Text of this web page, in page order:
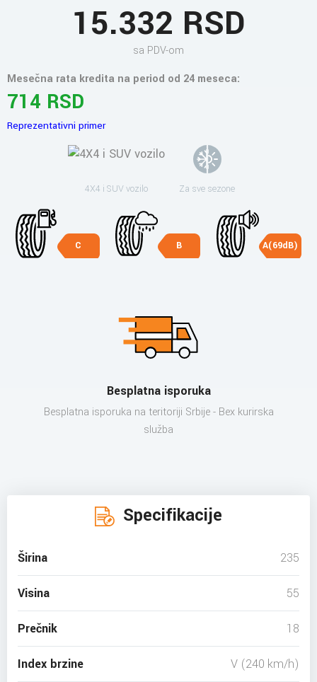
15.332 RSD
sa PDV-om
Mesečna rata kredita na period od 24 meseca:
714 RSD
Reprezentativni primer
4X4 i SUV vozilo Za sve sezone
C B A(69dB)
Besplatna isporuka
Besplatna isporuka na teritoriji Srbije - Bex kurirska
služba
Specifikacije
Širina 235
Visina 55
Prečnik 18
Index brzine V (240 km/h)